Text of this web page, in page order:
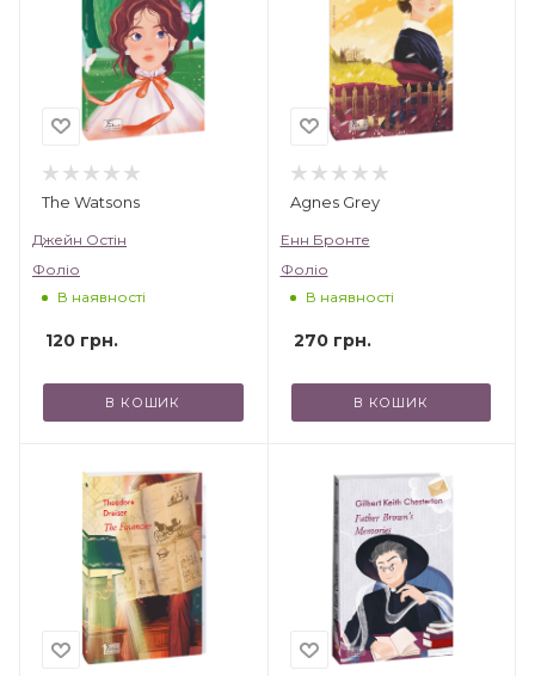
The Watsons
Джейн Остін
Фоліо
В наявності
120 грн.
В КОШИК
Agnes Grey
Енн Бронте
Фоліо
В наявності
270грн.
В КОШИК